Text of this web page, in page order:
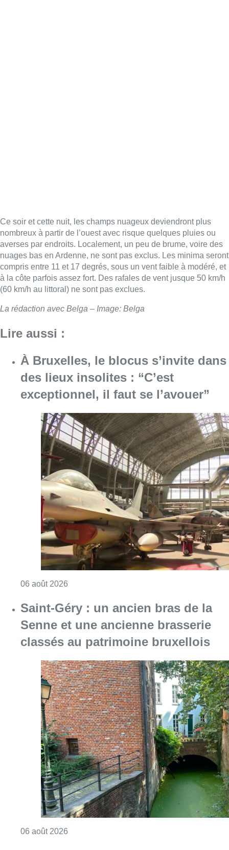
Ce soir et cette nuit, les champs nuageux deviendront plus
nombreux à partir de l’ouest avec risque quelques pluies ou
averses par endroits. Localement, un peu de brume, voire des
nuages bas en Ardenne, ne sont pas exclus. Les minima seront
compris entre 11 et 17 degrés, sous un vent faible à modéré, et
à la côte parfois assez fort. Des rafales de vent jusque 50 km/h
(60 km/h au littoral) ne sont pas exclues.
La rédaction avec Belga – Image: Belga
Lire aussi :
À Bruxelles, le blocus s’invite dans
des lieux insolites : “C’est
exceptionnel, il faut se l’avouer”
06 août 2026
Saint-Géry : un ancien bras de la
Senne et une ancienne brasserie
classés au patrimoine bruxellois
06 août 2026